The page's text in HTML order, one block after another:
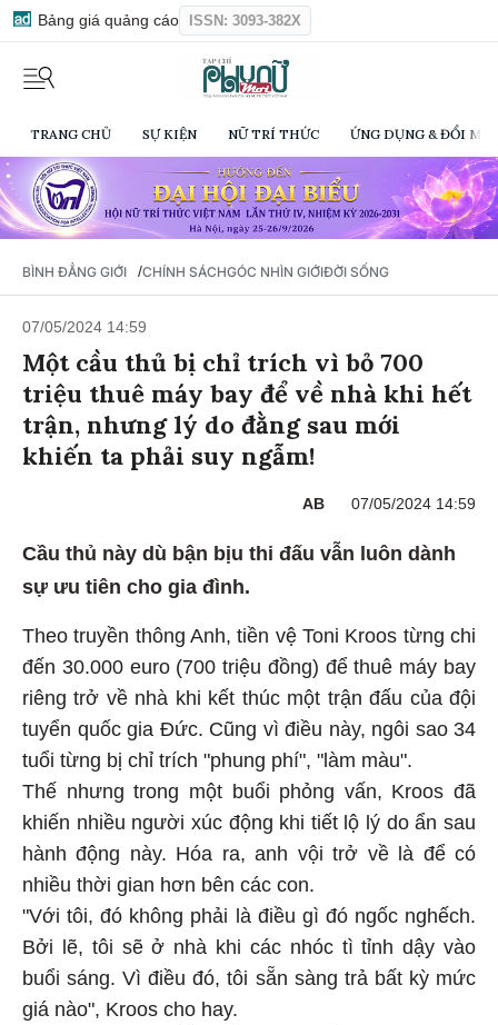
Bảng giá quảng cáo ISSN: 3093-382X
TRANG CHỦ SỰ KIỆN NỮ TRÍ THỨC ỨNG DỤNG & ĐỔI
BÌNH ĐẲNG GIỚI /CHÍNH SÁCHGÓC NHÌN GIỚIĐỜI SỐNG
07/05/2024 14:59
Một cầu thủ bị chỉ trích vì bỏ 700
triệu thuê máy bay để về nhà khi hết
trận, nhưng lý do đằng sau mới
khiến ta phải suy ngẫm!
AB 07/05/2024 14:59
Cầu thủ này dù bận bịu thi đấu vẫn luôn dành
sự ưu tiên cho gia đình.
Theo truyền thông Anh, tiền vệ Toni Kroos từng chi
đến 30.000 euro (700 triệu đồng) để thuê máy bay
riêng trở về nhà khi kết thúc một trận đấu của đội
tuyển quốc gia Đức. Cũng vì điều này, ngôi sao 34
tuổi từng bị chỉ trích "phung phí", "làm màu".
Thế nhưng trong một buổi phỏng vấn, Kroos đã
khiến nhiều người xúc động khi tiết lộ lý do ẩn sau
hành động này. Hóa ra, anh vội trở về là để có
nhiều thời gian hơn bên các con.
"Với tôi, đó không phải là điều gì đó ngốc nghếch.
Bởi lẽ, tôi sẽ ở nhà khi các nhóc tì tỉnh dậy vào
buổi sáng. Vì điều đó, tôi sẵn sàng trả bất kỳ mức
giá nào", Kroos cho hay.